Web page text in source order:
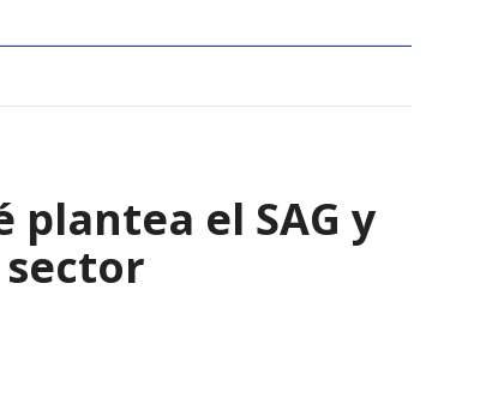
plantea el SAG y